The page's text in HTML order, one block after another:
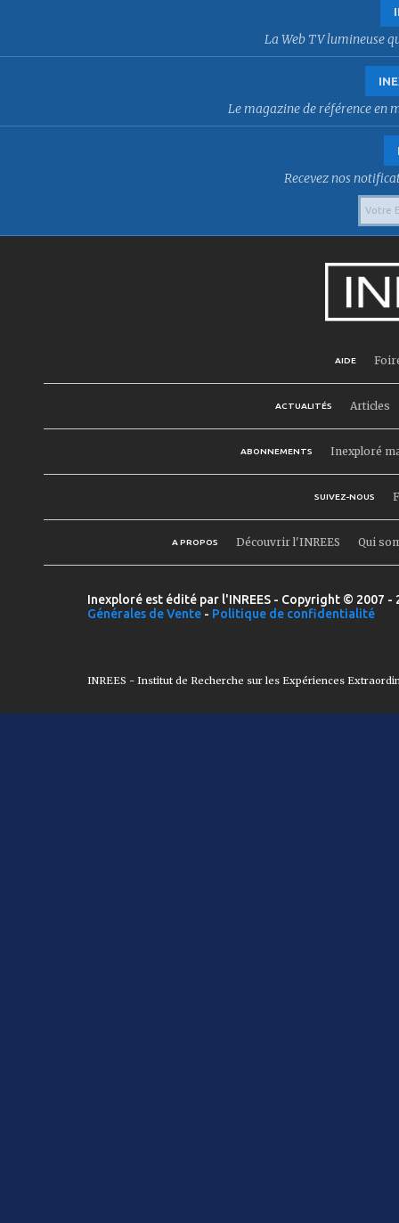
La Web TV lumineuse
Le magazine de référence en
Recevez nos
AIDE
ACTUALITÉS Articles
ABONNEMENTS Inexploré
SUIVEZ-NOUS
A PROPOS Découvrir l'INREES Qui
Inexploré est édité par l'INREES - Copyright © 2007
Générales de Vente - Politique de confidentialité
INREES - Institut de Recherche sur les Expériences